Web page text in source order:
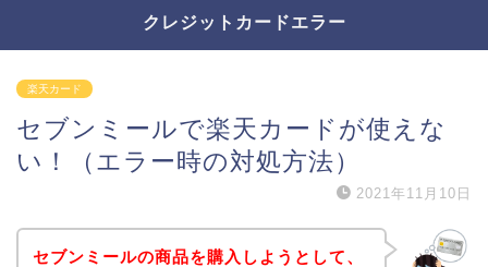
クレジットカードエラー
楽天カード
セブンミールで楽天カードが使えな
い！（エラー時の対処方法）
2021年11月10日
セブンミールの商品を購入しようとして、